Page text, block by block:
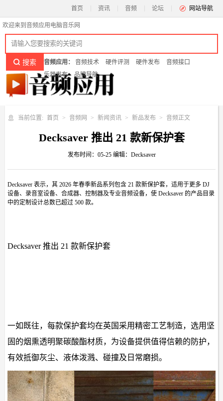
首页 资讯 音频 论坛 网站导航
欢迎来到音频应用电脑音乐网
音频应用： 音频技术 硬件评测 硬件发布
音频接口
乐器发布
品牌导航
当前位置: 首页 音频网 新闻资讯 新品发布 音频正文
Decksaver 推出 21 款新保护套
发布时间： 05-25 编辑：Decksaver
Decksaver 表示，其 2026 年春季新品系列包含 21 款新保护套，适用于更多 DJ
设备、录音室设备、合成器、控制器及专业音频设备，使 Decksaver 的产品目录
中的定制设计总数已超过 500 款。
Decksaver 推出 21 款新保护套
一如既往，每款保护套均在英国采用精密工艺制造，选用坚
固的烟熏透明聚碳酸酯材质，为设备提供值得信赖的防护，
有效抵御灰尘、液体泼溅、碰撞及日常磨损。